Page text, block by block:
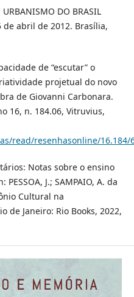
URBANISMO DO BRASIL
de abril de 2012. Brasília,
de “escutar” o
projetual do novo
de Giovanni Carbonara.
16, n. 184.06, Vitruvius,
read/resenhasonline/16.184/
Notas sobre o ensino
J.; SAMPAIO, A. da
Cultural na
de Janeiro: Rio Books, 2022,